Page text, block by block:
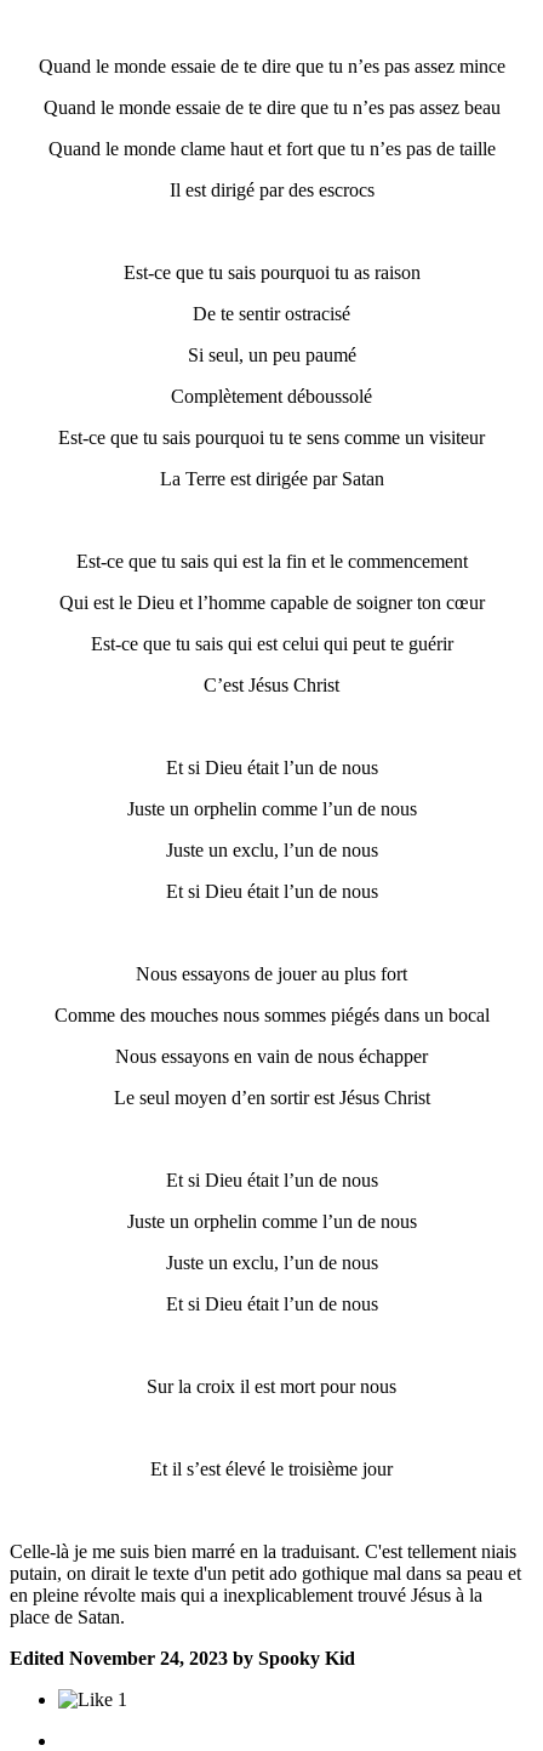
Quand le monde essaie de te dire que tu n’es pas assez mince
Quand le monde essaie de te dire que tu n’es pas assez beau
Quand le monde clame haut et fort que tu n’es pas de taille
Il est dirigé par des escrocs
Est-ce que tu sais pourquoi tu as raison
De te sentir ostracisé
Si seul, un peu paumé
Complètement déboussolé
Est-ce que tu sais pourquoi tu te sens comme un visiteur
La Terre est dirigée par Satan
Est-ce que tu sais qui est la fin et le commencement
Qui est le Dieu et l’homme capable de soigner ton cœur
Est-ce que tu sais qui est celui qui peut te guérir
C’est Jésus Christ
Et si Dieu était l’un de nous
Juste un orphelin comme l’un de nous
Juste un exclu, l’un de nous
Et si Dieu était l’un de nous
Nous essayons de jouer au plus fort
Comme des mouches nous sommes piégés dans un bocal
Nous essayons en vain de nous échapper
Le seul moyen d’en sortir est Jésus Christ
Et si Dieu était l’un de nous
Juste un orphelin comme l’un de nous
Juste un exclu, l’un de nous
Et si Dieu était l’un de nous
Sur la croix il est mort pour nous
Etil s’est élevé le troisième jour
Celle-là je me suis bien marré en la traduisant. C'est tellement niais
putain, on dirait le texte d'un petit ado gothique mal dans sa peau et
en pleine révolte mais qui a inexplicablement trouvé Jésus à la
place de Satan.
Edited November 24, 2023 by Spooky Kid
1